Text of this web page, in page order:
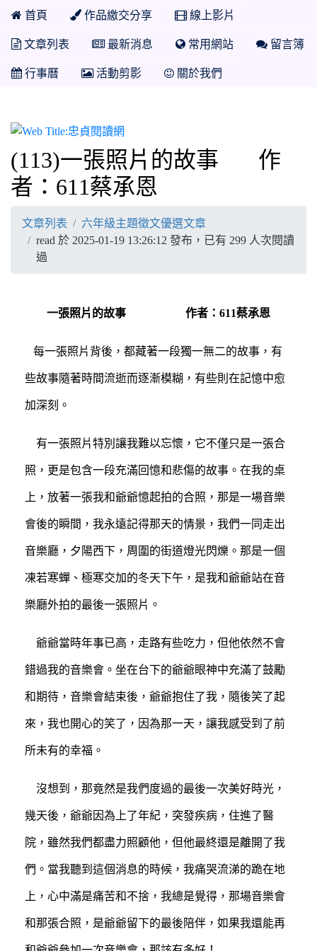
首頁 作品繳交分享 線上影片
文章列表 最新消息 常用網站 留言簿
行事曆 活動剪影 關於我們
(113)一張照片的故事 作
者：611蔡承恩
文章列表
六年級主題徵文優選文章
read 於 2025-01-19 13:26:12 發布，已有 299 人次閱讀
過
一張照片的故事 作者：611蔡承恩
每一張照片背後，都藏著一段獨一無二的故事，有
些故事隨著時間流逝而逐漸模糊，有些則在記憶中愈
加深刻。
有一張照片特別讓我難以忘懷，它不僅只是一張合
照，更是包含一段充滿回憶和悲傷的故事。在我的桌
上，放著一張我和爺爺憶起拍的合照，那是一場音樂
會後的瞬間，我永遠記得那天的情景，我們一同走出
音樂廳，夕陽西下，周圍的街道燈光閃爍。那是一個
凍若寒蟬、極寒交加的冬天下午，是我和爺爺站在音
樂廳外拍的最後一張照片。
爺爺當時年事已高，走路有些吃力，但他依然不會
錯過我的音樂會。坐在台下的爺爺眼神中充滿了鼓勵
和期待，音樂會結束後，爺爺抱住了我，隨後笑了起
來，我也開心的笑了，因為那一天，讓我感受到了前
所未有的幸福。
沒想到，那竟然是我們度過的最後一次美好時光，
幾天後，爺爺因為上了年紀，突發疾病，住進了醫
院，雖然我們都盡力照顧他，但他最終還是離開了我
們。當我聽到這個消息的時候，我痛哭流涕的跪在地
上，心中滿是痛苦和不捨，我總是覺得，那場音樂會
和那張合照，是爺爺留下的最後陪伴，如果我還能再